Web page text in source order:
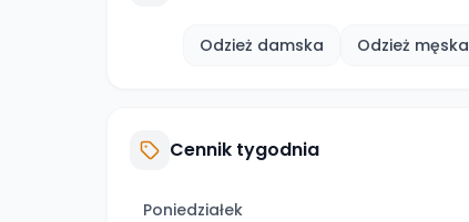
Odzież damska Odzież męska
Cennik tygodnia
Poniedziałek